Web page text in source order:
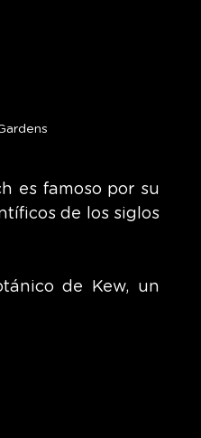
es famoso por su
de los siglos
de Kew, un